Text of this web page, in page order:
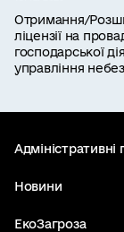
Отримання/
ліцензії на
господарської
управління
Адміністративні
Новини
ЕкоЗагроза